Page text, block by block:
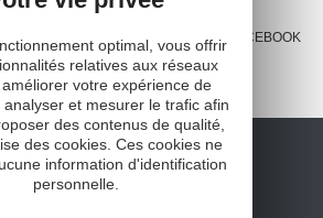
E-MAIL MESSENGER FACEBOOK
optimal, vous offrir
relatives aux réseaux
votre expérience de
analyser et mesurer le trafic afin
des contenus de qualité,
des cookies. Ces cookies ne
information d'identification
personnelle.